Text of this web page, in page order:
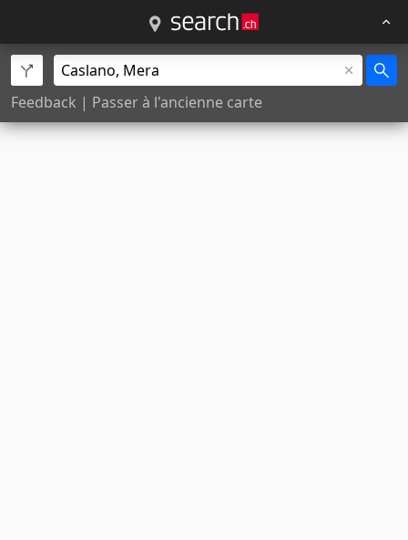
Feedback | Passer à l'ancienne carte